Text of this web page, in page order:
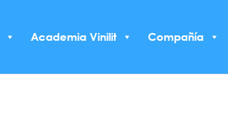
Academia Vinilit Compañía